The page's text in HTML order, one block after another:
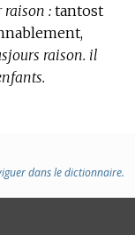
raison : tantost
raison. il
dans le dictionnaire.